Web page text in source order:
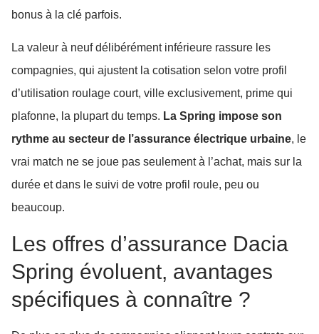
bonus à la clé parfois.
La valeur à neuf délibérément inférieure rassure les
compagnies, qui ajustent la cotisation selon votre profil
d’utilisation roulage court, ville exclusivement, prime qui
plafonne, la plupart du temps. La Spring impose son
rythme au secteur de l’assurance électrique urbaine, le
vrai match ne se joue pas seulement à l’achat, mais sur la
durée et dans le suivi de votre profil roule, peu ou
beaucoup.
Les offres d’assurance Dacia
Spring évoluent, avantages
spécifiques à connaître ?